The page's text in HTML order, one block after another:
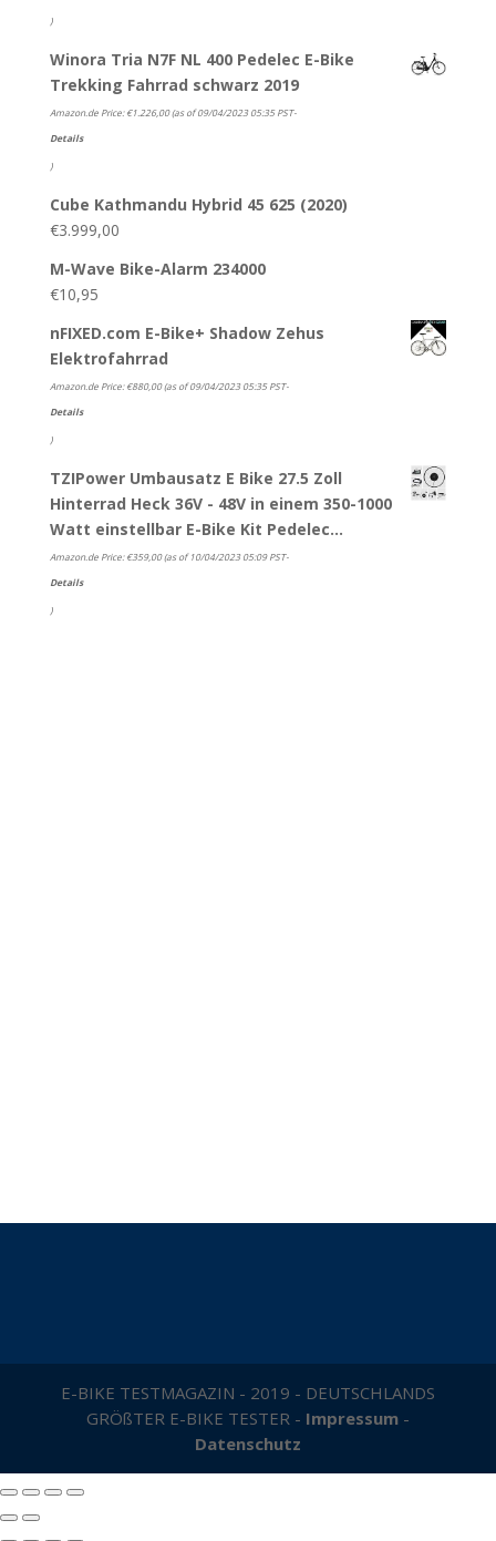
)
Winora Tria N7F NL 400 Pedelec E-Bike
Trekking Fahrrad schwarz 2019
Amazon.de Price:€1.226,00(as of 09/04/2023 05:35 PST-
Details
)
Cube Kathmandu Hybrid 45 625 (2020)
€3.999,00
M-Wave Bike-Alarm 234000
€10,95
nFIXED.com E-Bike+ Shadow Zehus
Elektrofahrrad
Amazon.de Price:€880,00(as of 09/04/2023 05:35 PST-
Details
)
TZIPower Umbausatz E Bike 27.5 Zoll
Hinterrad Heck 36V - 48V in einem 350-1000
Watt einstellbar E-Bike Kit Pedelec…
Amazon.de Price:€359,00(as of 10/04/2023 05:09 PST-
Details
)
E-BIKE TESTMAGAZIN - 2019 - DEUTSCHLANDS
GRÖßTER E-BIKE TESTER - Impressum-
Datenschutz